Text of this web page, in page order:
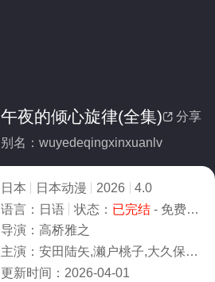
 分享
午夜的倾心旋律(全集)
别名：wuyedeqingxinxuanlv
日本 日本动漫 2026
4.0
语言： 日语 状态： 已完结- 免费在线观看
导演： 高桥雅之
主演： 安田陆矢,濑户桃子,大久保瑠美,铃代纱弓,伊藤美来,花泽香菜
更新时间： 2026-04-01